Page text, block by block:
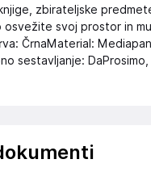
zbirateljske
svoj prostor in
ČrnaMaterial:
sestavljanje: